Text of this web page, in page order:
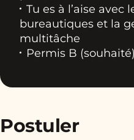
Tu es à l’aise avec
bureautiques et la
multitâche
Permis B
Postuler